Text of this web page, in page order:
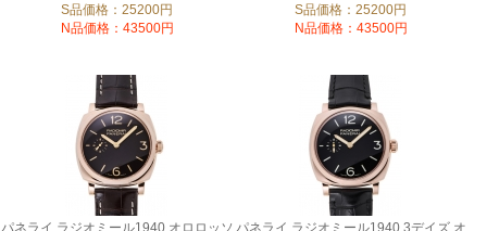
S品価格：25200円
N品価格：43500円
S品価格：25200円
N品価格：43500円
パネライ ラジオミール1940 オロロッソ パネライ ラジオミール1940 3デイズ オ